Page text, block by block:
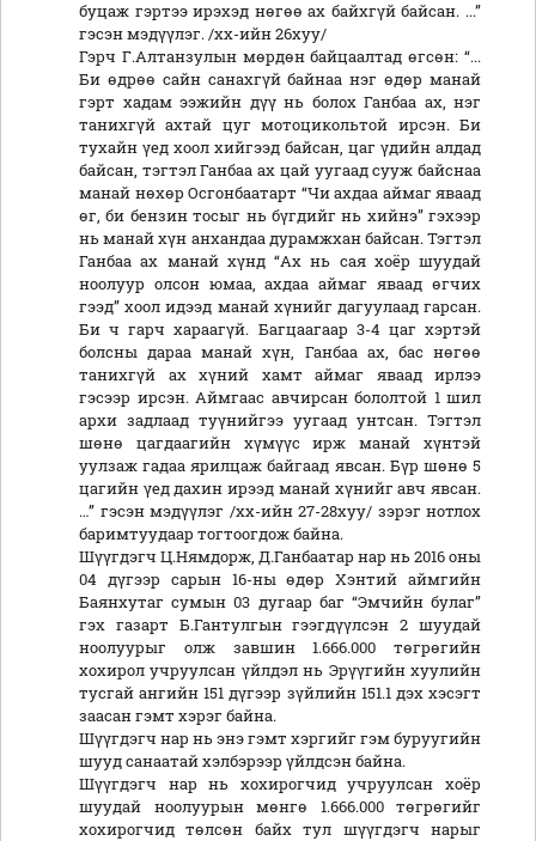
буцаж гэртээ ирэхэд нөгөө ах байхгүй байсан. ...”
гэсэн мэдүүлэг. /хх-ийн 26хуу/
Гэрч Г.Алтанзулын мөрдөн байцаалтад өгсөн: “...
Би өдрөө сайн санахгүй байнаа нэг өдөр манай
гэрт хадам ээжийн дүү нь болох Ганбаа ах, нэг
танихгүй ахтай цуг мотоцикольтой ирсэн. Би
тухайн үед хоол хийгээд байсан, цаг үдийн алдад
байсан, тэгтэл Ганбаа ах цай уугаад сууж байснаа
манай нөхөр Осгонбаатарт “Чи ахдаа аймаг яваад
өг, би бензин тосыг нь бүгдийг нь хийнэ” гэхээр
нь манай хүн анхандаа дурамжхан байсан. Тэгтэл
Ганбаа ах манай хүнд “Ах нь сая хоёр шуудай
ноолуур олсон юмаа, ахдаа аймаг яваад өгчих
гээд” хоол идээд манай хүнийг дагуулаад гарсан.
Би ч гарч хараагүй. Багцаагаар 3-4 цаг хэртэй
болсны дараа манай хүн, Ганбаа ах, бас нөгөө
танихгүй ах хүний хамт аймаг яваад ирлээ
гэсээр ирсэн. Аймгаас авчирсан бололтой 1 шил
архи задлаад туүнийгээ уугаад унтсан. Тэгтэл
шөнө цагдаагийн хүмүүс ирж манай хүнтэй
уулзаж гадаа ярилцаж байгаад явсан. Бүр шөнө 5
цагийн үед дахин ирээд манай хүнийг авч явсан.
…” гэсэн мэдүүлэг /хх-ийн 27-28хуу/ зэрэг нотлох
баримтуудаар тогтоогдож байна.
Шүүгдэгч Ц.Нямдорж, Д.Ганбаатар нар нь 2016 оны
04 дүгээр сарын 16-ны өдөр Хэнтий аймгийн
Баянхутаг сумын 03 дугаар баг “Эмчийн булаг”
гэх газарт Б.Гантулгын гээгдүүлсэн 2 шуудай
ноолуурыг олж завшин 1.666.000 төгрөгийн
хохирол учруулсан үйлдэл нь Эрүүгийн хуулийн
тусгай ангийн 151 дүгээр зүйлийн 151.1 дэх хэсэгт
заасан гэмт хэрэг байна.
Шүүгдэгч нар нь энэ гэмт хэргийг гэм буруугийн
шууд санаатай хэлбэрээр үйлдсэн байна.
Шүүгдэгч нар нь хохирогчид учруулсан хоёр
шуудай ноолуурын мөнгө 1.666.000 төгрөгийг
хохирогчид төлсөн байх тул шүүгдэгч нарыг